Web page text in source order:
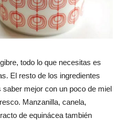
todo lo que necesitas es
El resto de los ingredientes
mejor con un poco de miel
Manzanilla, canela,
de equinácea también